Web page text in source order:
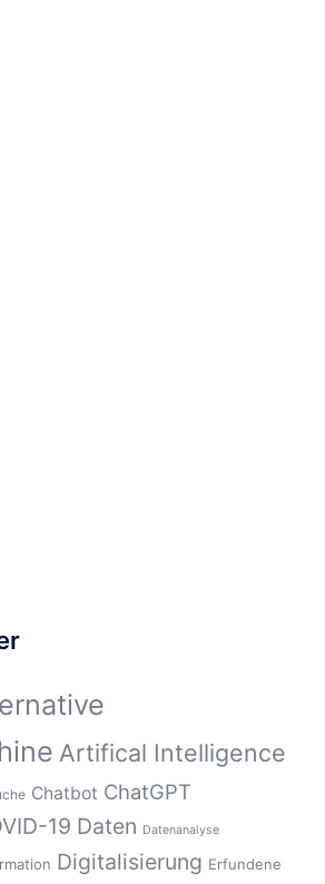
Artifical Intelligence
Chatbot ChatGPT
19 Daten Datenanalyse
Digitalisierung Erfundene